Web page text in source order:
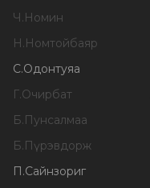
Ч.Номин
Н.Номтойбаяр
С.Одонтуяа
Г.Очирбат
Б.Пунсалмаа
Б.Пүрэвдорж
П.Сайнзориг